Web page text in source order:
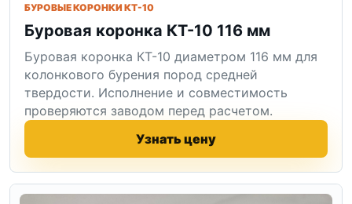
БУРОВЫЕ КОРОНКИ КТ-10
Буровая коронка КТ-10 116 мм
Буровая коронка КТ-10 диаметром 116 мм для
колонкового бурения пород средней
твердости. Исполнение и совместимость
проверяются заводом перед расчетом.
Узнать цену